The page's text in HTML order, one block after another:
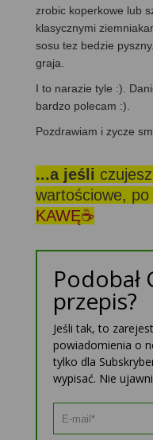
zrobic koperkowe lub
klasycznymi
sosu tez bedzie
graja.
I to narazie tyle :).
bardzo polecam :).
Pozdrawiam i zycze
...a jeśli
wartościowe, po
KAWĘ☕
Podobał
przepis?
Jeśli tak, to
powiadomienia o
tylko dla
wypisać. Nie